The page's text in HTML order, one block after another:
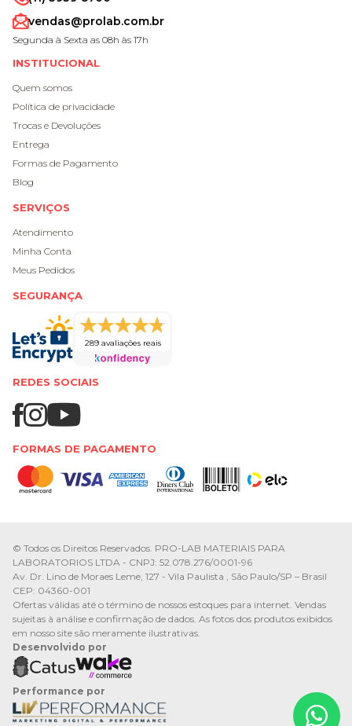
vendas@prolab.com.br
Segunda à Sexta as 08h às 17h
INSTITUCIONAL
Quem somos
Política de privacidade
Trocas e Devoluções
Entrega
Formas de Pagamento
Blog
SERVIÇOS
Atendimento
Minha Conta
Meus Pedidos
SEGURANÇA
289 avaliações reais
REDES SOCIAIS
FORMAS DE PAGAMENTO
© Todos os Direitos Reservados. PRO-LAB MATERIAIS PARA
LABORATORIOS LTDA - CNPJ: 52.078.276/0001-96
Av. Dr. Lino de Moraes Leme, 127 - Vila Paulista , São Paulo/SP – Brasil
CEP: 04360-001
Ofertas válidas até o término de nossos estoques para internet. Vendas
sujeitas à análise e confirmação de dados. As fotos dos produtos exibidos
em nosso site são meramente ilustrativas.
Desenvolvido por
Performance por